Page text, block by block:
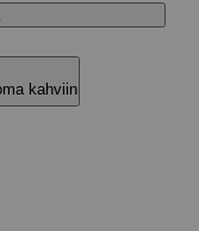
kahviin